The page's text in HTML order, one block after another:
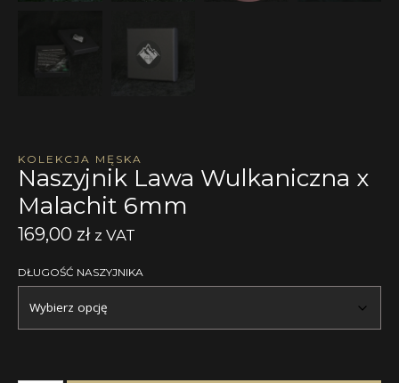
KOLEKCJA MĘSKA
Naszyjnik Lawa Wulkaniczna x
Malachit 6mm
169,00 zł z VAT
DŁUGOŚĆ NASZYJNIKA